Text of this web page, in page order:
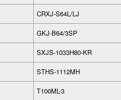
CRXJ-S64L/LJ
GKJ-B64/3SP
SXJS-1033H80-KR
STHS-1112MH
T100ML-3